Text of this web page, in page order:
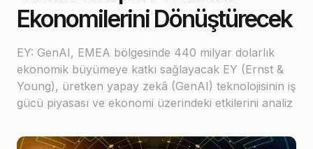
Ekonomilerini Dönüştürecek
EY: GenAI, EMEA bölgesinde 440 milyar dolarlık
ekonomik büyümeye katkı sağlayacak EY (Ernst &
Young), üretken yapay zekâ (GenAI) teknolojisinin iş
gücü piyasası ve ekonomi üzerindeki etkilerini analiz